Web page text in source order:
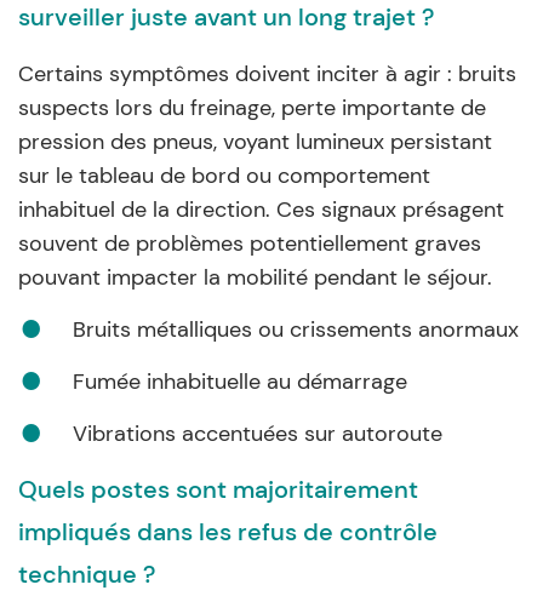
surveiller juste avant un long trajet ?
Certains symptômes doivent inciter à agir : bruits
suspects lors du freinage, perte importante de
pression des pneus, voyant lumineux persistant
sur le tableau de bord ou comportement
inhabituel de la direction. Ces signaux présagent
souvent de problèmes potentiellement graves
pouvant impacter la mobilité pendant le séjour.
Bruits métalliques ou crissements anormaux
Fumée inhabituelle au démarrage
Vibrations accentuées sur autoroute
Quels postes sont majoritairement
impliqués dans les refus de contrôle
technique ?